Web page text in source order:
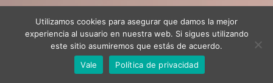
Huesca
Utilizamos cookies para asegurar que damos la mejor
experiencia al usuario en nuestra web. Si sigues utilizando
este sitio asumiremos que estás de acuerdo.
Vale
Política de privacidad